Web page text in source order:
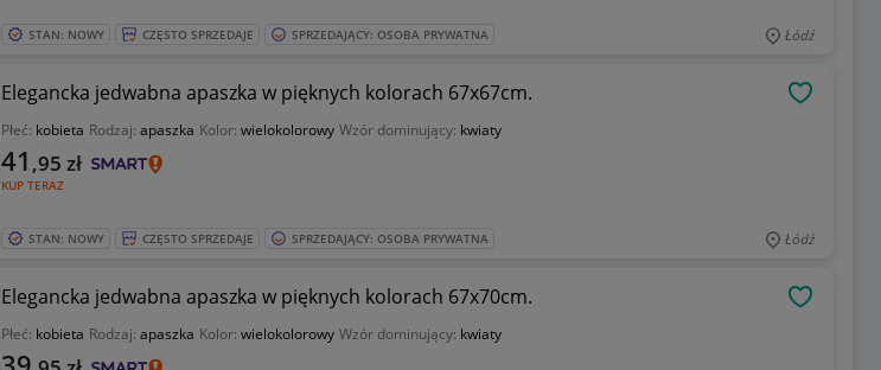
STAN: NOWY CZĘSTO SPRZEDAJE SPRZEDAJĄCY: OSOBA PRYWATNA Łódź
Elegancka jedwabna apaszka w pięknych kolorach 67x67cm.
Płeć: kobieta Rodzaj: apaszka Kolor: wielokolorowy Wzór dominujący: kwiaty
KUP TERAZ
41 ,95 zł
STAN: NOWY CZĘSTO SPRZEDAJE SPRZEDAJĄCY: OSOBA PRYWATNA Łódź
Elegancka jedwabna apaszka w pięknych kolorach 67x70cm.
Płeć: kobieta Rodzaj: apaszka Kolor: wielokolorowy Wzór dominujący: kwiaty